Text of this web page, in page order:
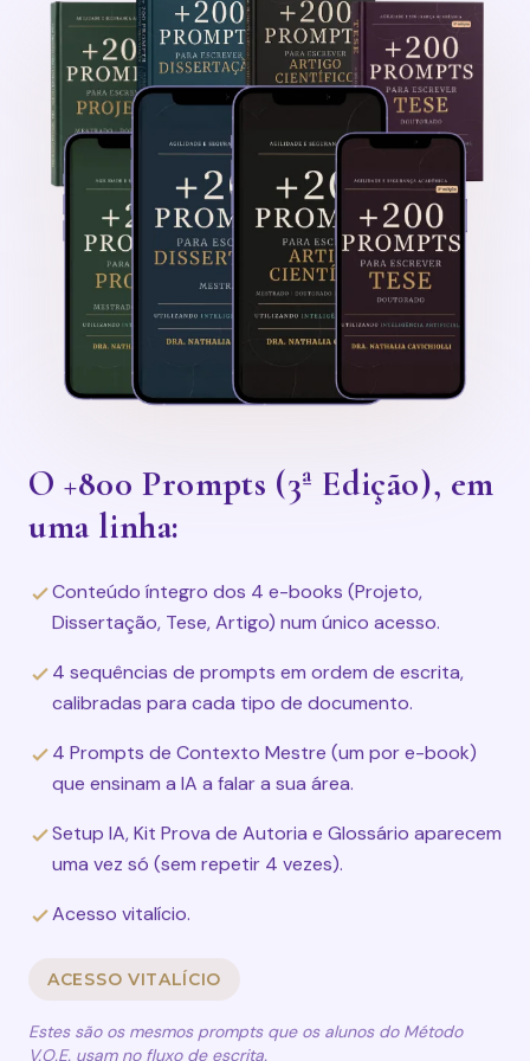
O +800 Prompts (3ª Edição), em
uma linha:
Conteúdo íntegro dos 4 e-books (Projeto,
Dissertação, Tese, Artigo) num único acesso.
4 sequências de prompts em ordem de escrita,
calibradas para cada tipo de documento.
4 Prompts de Contexto Mestre (um por e-book)
que ensinam a IA a falar a sua área.
Setup IA, Kit Prova de Autoria e Glossário aparecem
uma vez só (sem repetir 4 vezes).
Acesso vitalício.
ACESSO VITALÍCIO
Estes são os mesmos prompts que os alunos do Método
V.O.E. usam no fluxo de escrita.